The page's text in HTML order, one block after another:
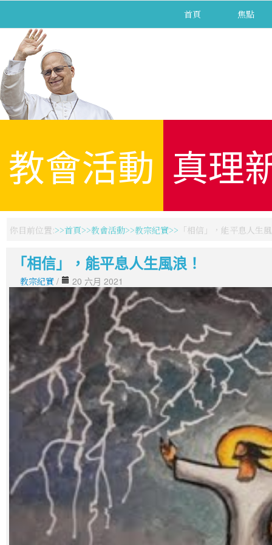
首頁 焦點
教會活動 真理
你目前位置: 首頁 教會活動 教宗紀實 「相信」，能平息人生
「相信」，能平息人生風浪！
教宗紀實 / 20 六月 2021